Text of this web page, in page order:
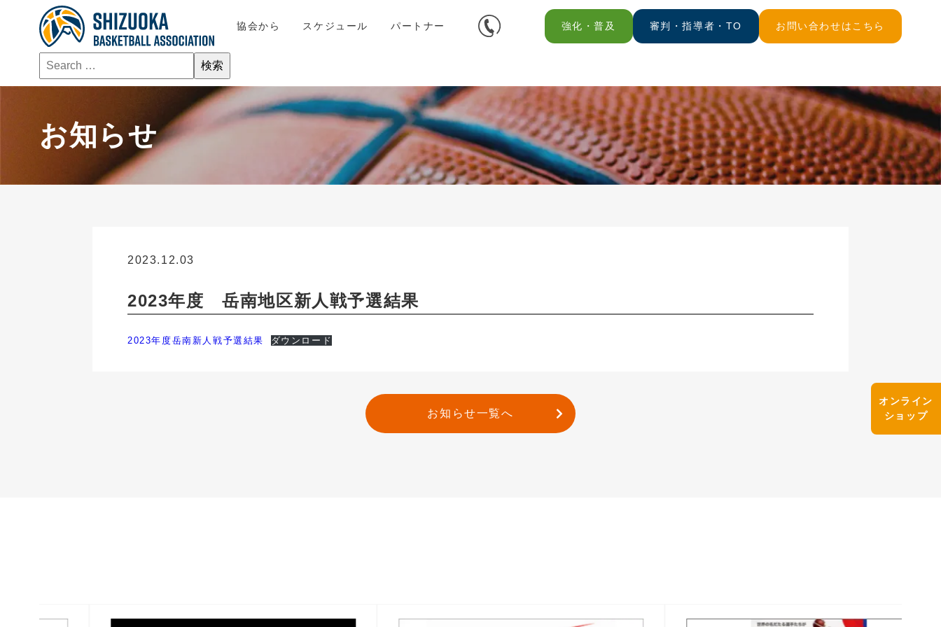
協会から スケジュール パートナー 強化・普及 審判・指導者・TO お問い合わせはこちら
オンライン
ショップ
お知らせ
2023.12.03
2023年度 岳南地区新人戦予選結果
2023年度岳南新人戦予選結果 ダウンロード
お知らせ一覧へ
バナー一覧